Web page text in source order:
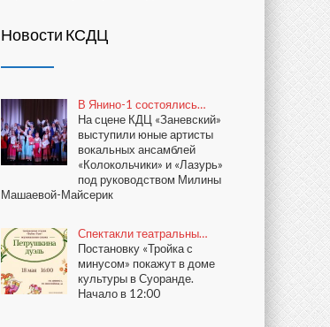
Новости КСДЦ
В Янино-1 состоялись…
На сцене КДЦ «Заневский»
выступили юные артисты
вокальных ансамблей
«Колокольчики» и «Лазурь»
под руководством Милины
Машаевой-Майсерик
Спектакли театральны…
Постановку «Тройка с
минусом» покажут в доме
культуры в Суоранде.
Начало в 12:00